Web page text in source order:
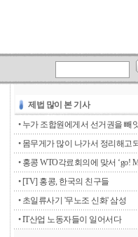
제법 많이 본 기사
• 누가 조합원에게서 선거권을 빼
• 몸무게가 많이 나가서 정리해고
• 홍콩 WTO각료회의에 맞서 ‘go!
• [TV] 홍콩, 한국의 친구들
• 초일류사기 '무노조 신화' 삼성
•IT산업 노동자들이 일어서다